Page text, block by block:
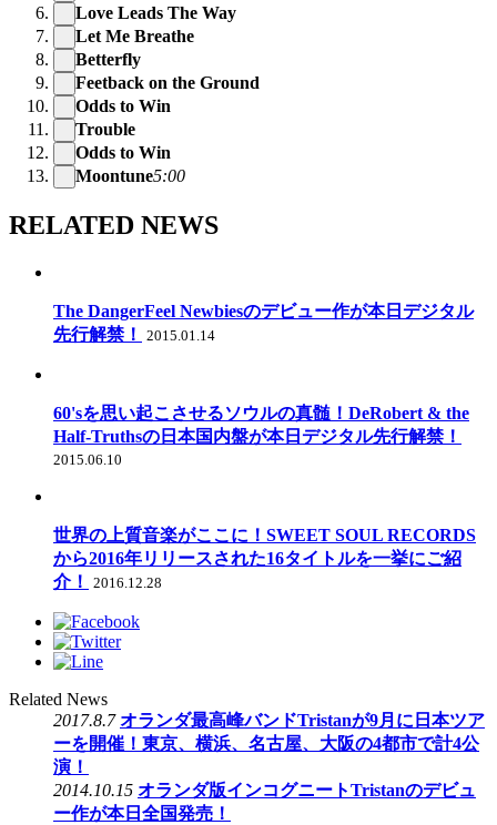
Love Leads The Way
Let Me Breathe
Betterfly
Feetback on the Ground
Odds to Win
Trouble
Odds to Win
Moontune5:00
RELATED NEWS
The DangerFeel Newbiesのデビュー作が本日デジタル
先行解禁！
2015.01.14
60'sを思い起こさせるソウルの真髄！DeRobert & the
Half-Truthsの日本国内盤が本日デジタル先行解禁！
2015.06.10
世界の上質音楽がここに！SWEET SOUL RECORDS
から2016年リリースされた16タイトルを一挙にご紹
介！
2016.12.28
Related News
2017.8.7 オランダ最高峰バンドTristanが9月に日本ツア
ーを開催！東京、横浜、名古屋、大阪の4都市で計4公
演！
2014.10.15 オランダ版インコグニートTristanのデビュ
ー作が本日全国発売！